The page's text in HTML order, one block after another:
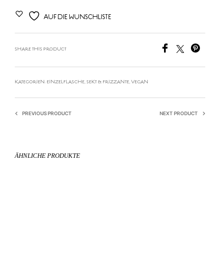
AUF DIE WUNSCHLISTE
SHARE THIS PRODUCT
KATEGORIEN: EINZELFLASCHE, SEKT & FRIZZANTE, VEGAN
PREVIOUS PRODUCT NEXT PRODUCT
ÄHNLICHE PRODUKTE